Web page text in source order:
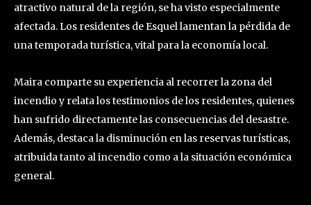
atractivo natural de la región, se ha visto especialmente
afectada. Los residentes de Esquel lamentan la pérdida de
una temporada turística, vital para la economía local.
Maira comparte su experiencia al recorrer la zona del
incendio y relata los testimonios de los residentes, quienes
han sufrido directamente las consecuencias del desastre.
Además, destaca la disminución en las reservas turísticas,
atribuida tanto al incendio como a la situación económica
general.